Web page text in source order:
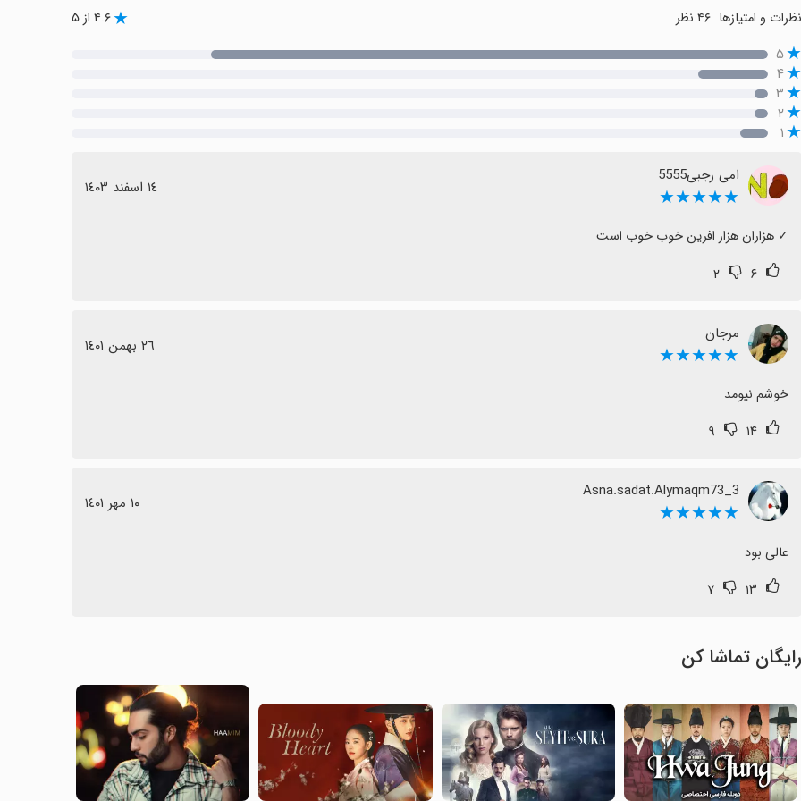
نظرات و امتیازها ۴۶ نظر ۴.۶ از ۵
۵
۴
۳
۲
۱
امی رجبی5555
★★★★★ ١٤ اسفند ١٤٠٣
‏✓ هزاران هزار افرین خوب خوب است
۶ ۲
مرجان
★★★★★ ٢٦ بهمن ١٤٠١
خوشم نیومد
۱۴ ۹
Asna.sadat.Alymaqm73_3
★★★★★ ١٠ مهر ١٤٠١
عالی بود
۱۳ ۷
رایگان تماشا کن